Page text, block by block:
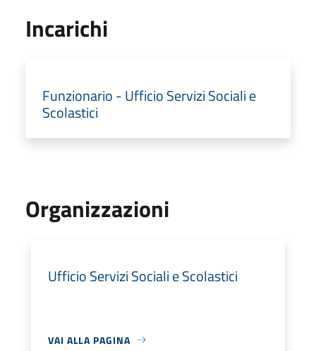
Incarichi
Funzionario - Ufficio Servizi Sociali e
Scolastici
Organizzazioni
Ufficio Servizi Sociali e Scolastici
VAI ALLA PAGINA